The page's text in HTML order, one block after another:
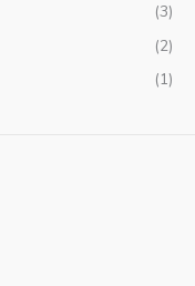
(3)
(2)
(1)